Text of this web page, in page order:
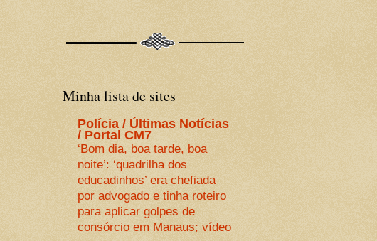
Minha lista de sites
Polícia / Últimas Notícias
/ Portal CM7
‘Bom dia, boa tarde, boa
noite’: ‘quadrilha dos
educadinhos’ era chefiada
por advogado e tinha roteiro
para aplicar golpes de
consórcio em Manaus; vídeo